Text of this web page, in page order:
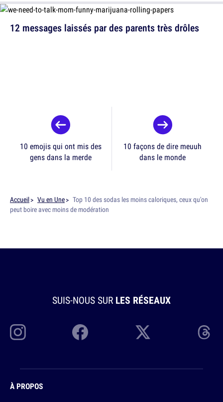
12 messages laissés par des parents très drôles
10 emojis qui ont mis des
gens dans la merde
10 façons de dire meuuh
dans le monde
Accueil Vu en Une
Top 10 des sodas les moins caloriques, ceux qu'on
peut boire avec moins de modération
SUIS-NOUS SUR LES RÉSEAUX
À PROPOS